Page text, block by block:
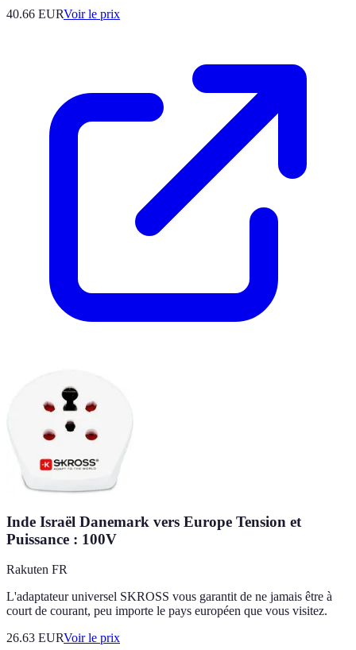
40.66 EURVoir le prix
Inde Israël Danemark vers Europe Tension et
Puissance : 100V
Rakuten FR
L'adaptateur universel SKROSS vous garantit de ne jamais être à
court de courant, peu importe le pays européen que vous visitez.
26.63 EURVoir le prix